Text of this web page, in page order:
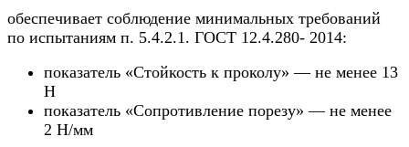
обеспечивает соблюдение минимальных требований
по испытаниям п. 5.4.2.1. ГОСТ 12.4.280- 2014:
показатель «Стойкость к проколу» — не менее 13
Н
показатель «Сопротивление порезу» — не менее
2 Н/мм